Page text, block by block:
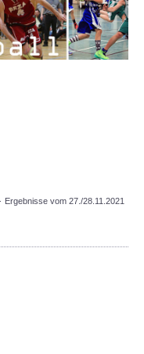
Ergebnisse vom 27./28.11.2021